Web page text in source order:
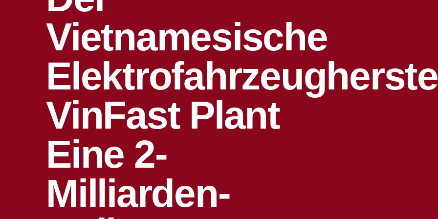
Vietnamesische
VinFast Plant
Eine 2-
Milliarden-